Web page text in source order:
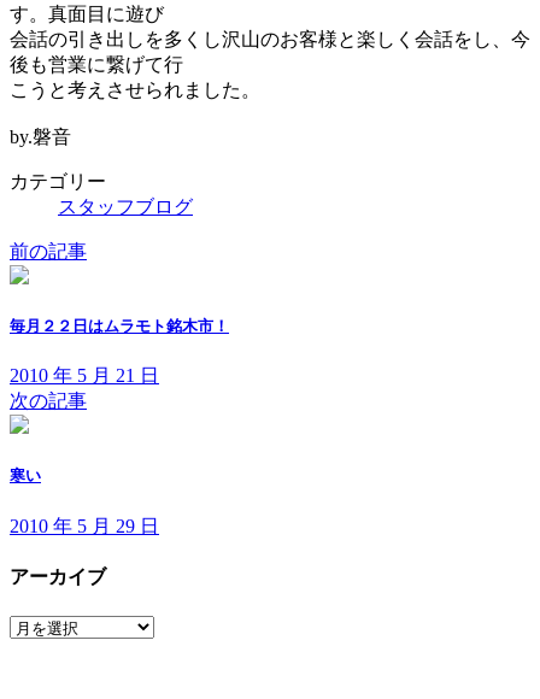
す。真面目に遊び
会話の引き出しを多くし沢山のお客様と楽しく会話をし、今
後も営業に繋げて行
こうと考えさせられました。
by.磐音
カテゴリー
スタッフブログ
前の記事
毎月２２日はムラモト銘木市！
2010 年 5 月 21 日
次の記事
寒い
2010 年 5 月 29 日
アーカイブ
ア